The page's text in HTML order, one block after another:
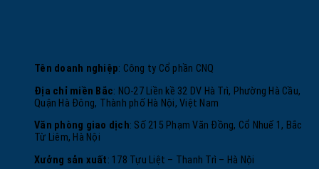
Tên doanh nghiệp: Công ty Cổ phần CNQ
Địa chỉ miền Bắc: NO-27 Liền kề 32 DV Hà Trì, Phường Hà Cầu,
Quận Hà Đông, Thành phố Hà Nội, Việt Nam
Văn phòng giao dịch: Số 215 Phạm Văn Đồng, Cổ Nhuế 1, Bắc
Từ Liêm, Hà Nội
Xưởng sản xuất: 178 Tựu Liệt – Thanh Trì – Hà Nội